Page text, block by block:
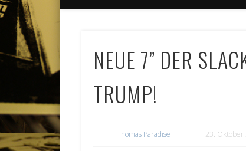
NEUE 7” DER
TRUMP!
Thomas Paradise 23. Oktober